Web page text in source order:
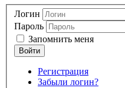
Логин
Пароль
Запомнить меня
Регистрация
Забыли логин?